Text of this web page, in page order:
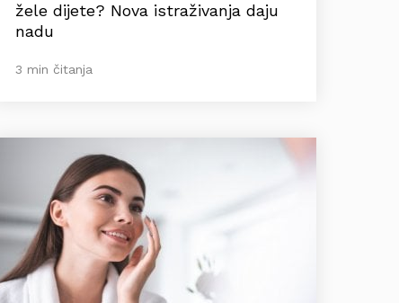
žele dijete? Nova istraživanja daju
nadu
3 min čitanja